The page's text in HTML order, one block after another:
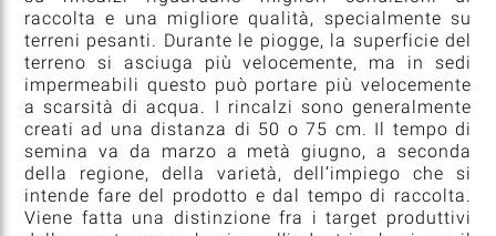
raccolta e una migliore qualità, specialmente su
terreni pesanti. Durante le piogge, la superficie del
terreno si asciuga più velocemente, ma in sedi
impermeabili questo può portare più velocemente
a scarsità di acqua. I rincalzi sono generalmente
creati ad una distanza di 50 o 75 cm. Il tempo di
semina va da marzo a metà giugno, a seconda
della regione, della varietà, dell’impiego che si
intende fare del prodotto e dal tempo di raccolta.
Viene fatta una distinzione fra i target produttivi